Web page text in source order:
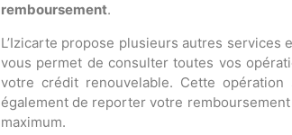
remboursement.
L’Izicarte propose plusieurs autres
vous permet de consulter toutes vos
votre crédit renouvelable. Cette
également de reporter votre
maximum.